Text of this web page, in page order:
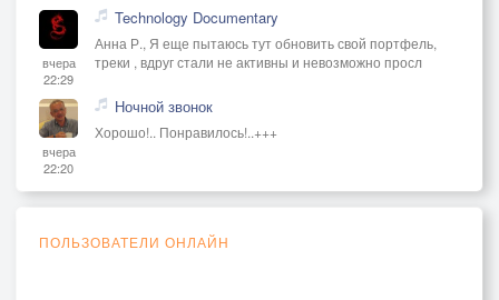
вчера
22:29
Technology Documentary
Анна Р., Я еще пытаюсь тут обновить свой портфель,
треки , вдруг стали не активны и невозможно просл
вчера
22:20
Ночной звонок
Хорошо!.. Понравилось!..+++
ПОЛЬЗОВАТЕЛИ ОНЛАЙН